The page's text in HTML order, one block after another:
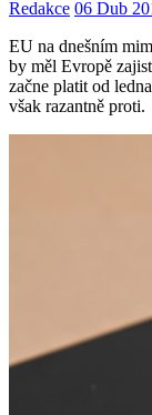
Redakce 06 Dub
EU na dnešním
by měl Evropě
začne platit od
však razantně proti.